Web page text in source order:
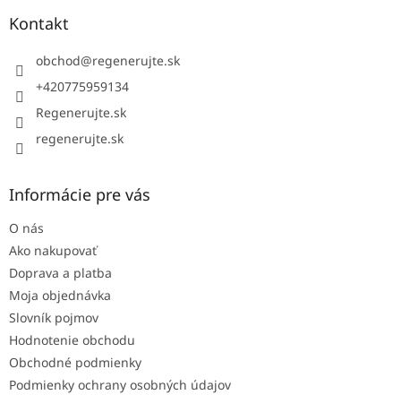
Kontakt
obchod@regenerujte.sk
+420775959134
Regenerujte.sk
regenerujte.sk
Informácie pre vás
O nás
Ako nakupovať
Doprava a platba
Moja objednávka
Slovník pojmov
Hodnotenie obchodu
Obchodné podmienky
Podmienky ochrany osobných údajov